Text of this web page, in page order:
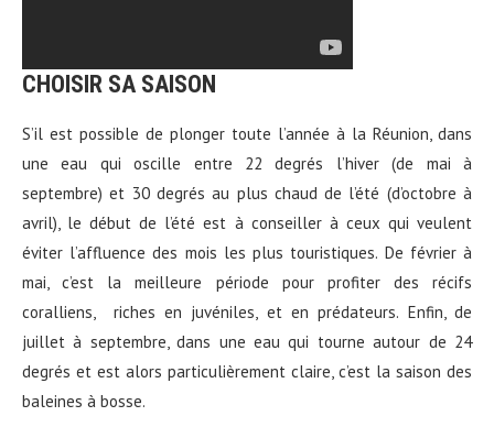
CHOISIR SA SAISON
S’il est possible de plonger toute l’année à la Réunion, dans
une eau qui oscille entre 22 degrés l’hiver (de mai à
septembre) et 30 degrés au plus chaud de l’été (d’octobre à
avril), le début de l’été est à conseiller à ceux qui veulent
éviter l’affluence des mois les plus touristiques. De février à
mai, c’est la meilleure période pour profiter des récifs
coralliens, riches en juvéniles, et en prédateurs. Enfin, de
juillet à septembre, dans une eau qui tourne autour de 24
degrés et est alors particulièrement claire, c’est la saison des
baleines à bosse.